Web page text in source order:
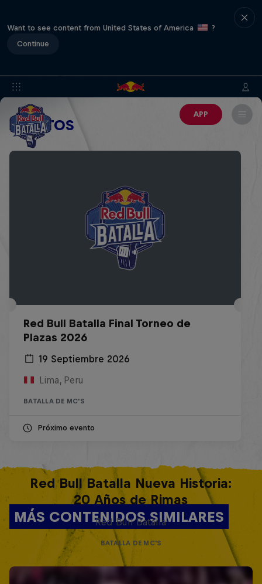
Want to see content from United States of America
?
Continue
APP
EVENTOS
Red Bull Batalla Final Torneo de
Plazas 2026
19 Septiembre 2026
Lima, Peru
BATALLA DE MC'S
Próximo evento
MÁS CONTENIDOS SIMILARES
Red Bull Batalla Nueva Historia:
20 Años de Rimas
Red Bull Batalla
BATALLA DE MC'S